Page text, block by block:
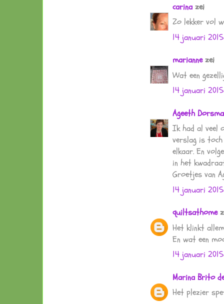
carina zei
Zo lekker vol
14 januari
mariannezei
Wat een
14 januari
Ageeth
Ik had al veel
verslag is
elkaar. En
in het
Groetjes van
14 januari
quiltsathome
Het klinkt
En wat een
14 januari
Marina Brito
Het plezier